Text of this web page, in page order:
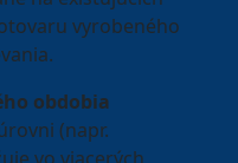
vyrobeného
obdobia
(napr.